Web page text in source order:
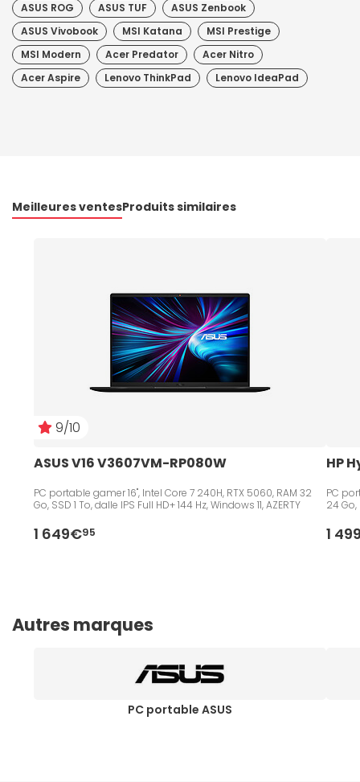
ASUS ROG
ASUS TUF
ASUS Zenbook
ASUS Vivobook
MSI Katana
MSI Prestige
MSI Modern
Acer Predator
Acer Nitro
Acer Aspire
Lenovo ThinkPad Lenovo IdeaPad
Meilleures ventesProduits similaires
9/10
ASUS V16 V3607VM-RP080W
PC portable gamer 16", Intel Core 7 240H, RTX 5060, RAM 32
Go, SSD 1 To, dalle IPS Full HD+ 144 Hz, Windows 11, AZERTY
1 649€95
HP
PC
24 Go,
1
Autres marques
PC portable ASUS